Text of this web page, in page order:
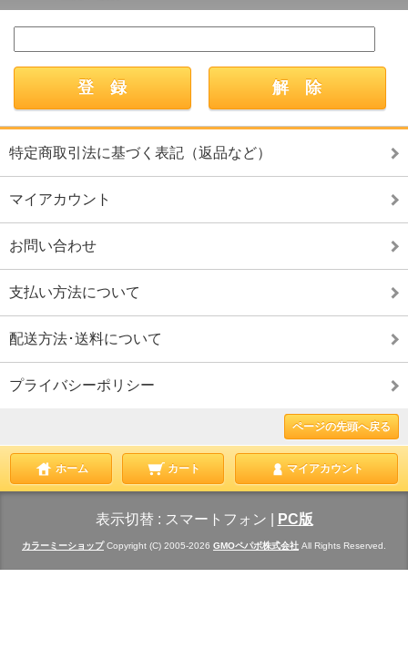
特定商取引法に基づく表記（返品など）
マイアカウント
お問い合わせ
支払い方法について
配送方法･送料について
プライバシーポリシー
ページの先頭へ戻る
ホーム カート マイアカウント
表示切替 : スマートフォン PC版
カラーミーショップCopyright (C) 2005-2026 GMOペパボ株式会社 All Rights Reserved.